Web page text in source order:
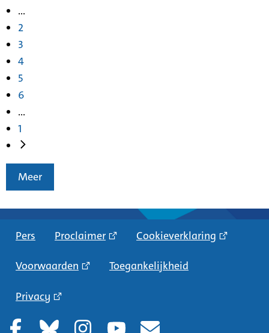
...
2
3
4
5
6
...
1
Meer
Pers Proclaimer Cookieverklaring
Voorwaarden Toegankelijkheid
Privacy